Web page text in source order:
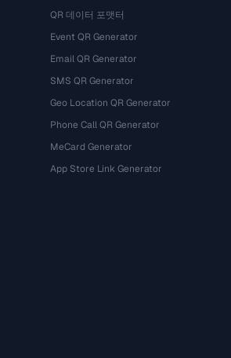
QR 데이터 포맷터
Event QR Generator
Email QR Generator
SMS QR Generator
Geo Location QR Generator
Phone Call QR Generator
MeCard Generator
App Store Link Generator